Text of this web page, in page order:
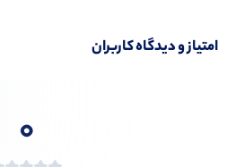
امتیاز و دیدگاه کاربران
0